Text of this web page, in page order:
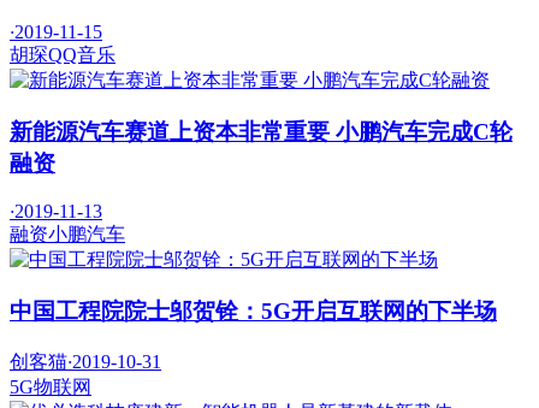
·2019-11-15
胡琛QQ音乐
新能源汽车赛道上资本非常重要 小鹏汽车完成C轮
融资
·2019-11-13
融资小鹏汽车
中国工程院院士邬贺铨：5G开启互联网的下半场
创客猫·2019-10-31
5G物联网